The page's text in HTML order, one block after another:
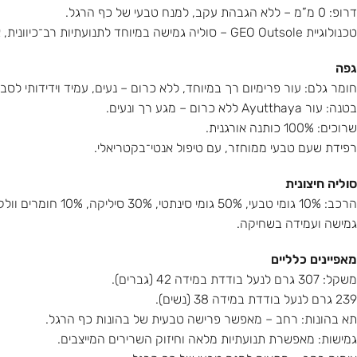
דרופ: 0 מ”מ – ללא הגבהת עקב, למנח טבעי של כף הרגל.
טכנולוגיית GEO Outsole – סוליה גמישה במיוחד לתנועתיות רב־כיוונית, אחיזה טובה במשטחים שונים.
גפה
חומר גלם: עור פרימיום רך במיוחד, ללא כרום – נעים, עמיד וידידותי
בטנה: עור Ayutthaya ללא כרום – מגע רך ונעים.
שרוכים: 100% כותנה אורגנית.
רפידת שעם טבעי ממוחזר, עם טיפול אנטי־בקטריאלי.
סוליה חיצונית
הרכב: 10% גומי טבעי, 50% גומי סינתטי, 30% סיליקה, 10% חומרים וולקניים.
גמישה ועמידה בשחיקה.
מאפיינים כלליים
משקל: 307 גרם לנעל בודדת במידה 42 (גברים).
239 גרם לנעל בודדת במידה 38 (נשים).
תא בהונות: רחב – מאפשר פרישה טבעית של בהונות כף הרגל.
גמישות: מאפשרת תנועתיות מלאה וחיזוק השרירים המייצבים.